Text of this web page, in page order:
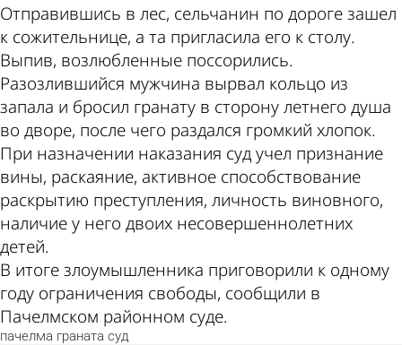
Отправившись в лес, сельчанин по дороге зашел
к сожительнице, а та пригласила его к столу.
Выпив, возлюбленные поссорились.
Разозлившийся мужчина вырвал кольцо из
запала и бросил гранату в сторону летнего душа
во дворе, после чего раздался громкий хлопок.
При назначении наказания суд учел признание
вины, раскаяние, активное способствование
раскрытию преступления, личность виновного,
наличие у него двоих несовершеннолетних
детей.
В итоге злоумышленника приговорили к одному
году ограничения свободы, сообщили в
Пачелмском районном суде.
пачелма граната суд